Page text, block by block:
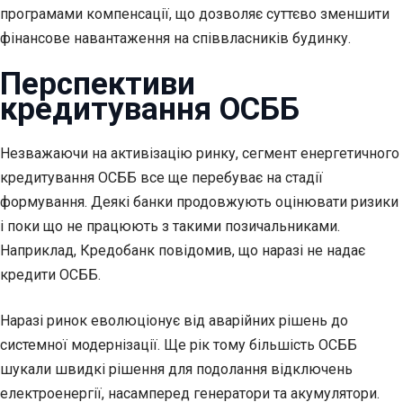
програмами компенсації, що дозволяє суттєво зменшити
фінансове навантаження на співвласників будинку.
Перспективи
кредитування ОСББ
Незважаючи на активізацію ринку, сегмент енергетичного
кредитування ОСББ все ще перебуває на стадії
формування. Деякі банки продовжують оцінювати ризики
і поки що не працюють з такими позичальниками.
Наприклад, Кредобанк повідомив, що наразі не надає
кредити ОСББ.
Наразі ринок еволюціонує від аварійних рішень до
системної модернізації. Ще рік тому більшість ОСББ
шукали швидкі рішення для подолання відключень
електроенергії, насамперед генератори та акумулятори.